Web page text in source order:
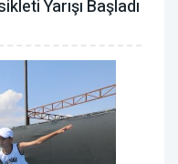
Yarışı Başladı